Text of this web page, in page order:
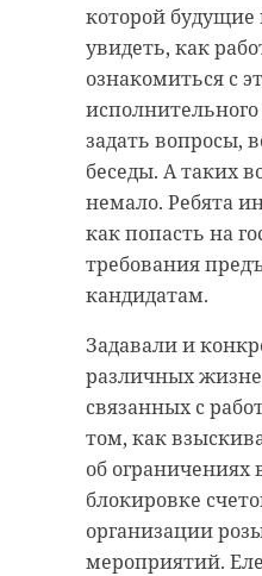
которой
увидеть, как
ознакомиться с
задать вопросы,
беседы. А таких
немало. Ребята
как попасть на
требования
кандидатам.
Задавали и
различных
связанных с
том, как
об ограничениях
блокировке
организации
мероприятий.
РЕКОМЕНДУЕМ
Как управлять
олимпийскими
чемпионами и
ждать от ...